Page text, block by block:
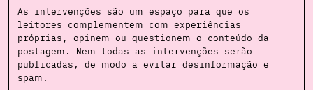
As intervenções são um espaço para que os
leitores complementem com experiências
próprias, opinem ou questionem o conteúdo da
postagem. Nem todas as intervenções serão
publicadas, de modo a evitar desinformação e
spam.